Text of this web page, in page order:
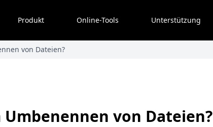
Produkt Online-Tools Unterstützung
von Dateien?
von Dateien?